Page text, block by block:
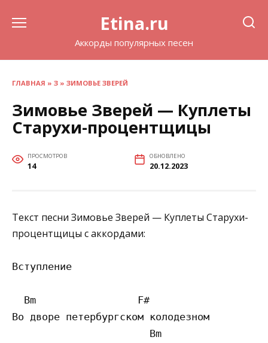
Etina.ru
Аккорды популярных песен
ГЛАВНАЯ » З » ЗИМОВЬЕ ЗВЕРЕЙ
Зимовье Зверей — Куплеты
Старухи-процентщицы
ПРОСМОТРОВ
14
ОБНОВЛЕНО
20.12.2023
Текст песни Зимовье Зверей — Куплеты Старухи-
процентщицы с аккордами:
Вступление
  Bm                 F#
Во дворе петербургском колодезном
                       Bm